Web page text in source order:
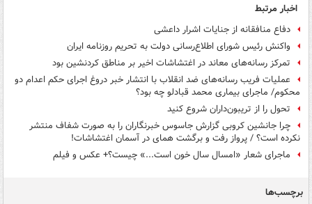
اخبار مرتبط
دفاع منافقانه از جنایات اشرار داعشی
واکنش رئیس شورای اطلاع‌رسانی دولت به تحریم روزنامه ایران
تمرکز رسانه‌های معاند در اغتشاشات اخیر بر مناطق کردنشین بود
عملیات فریب رسانه‌های ضد انقلاب با انتشار خبر دروغ اجرای حکم اعدام دو
محکوم‌/ ماجرای بیماری محمد قبادلو چه بود؟
تحول را از تریبون‌داران شروع کنید
چرا جانشین کروبی گزارش جاسوس خبرنگاران را به صورت شفاف منتشر
نکرده است؟ / پرواز رفت و برگشت همای در آسمان اغتشاشات!
ماجرای شعار «امسال سال خون است...» چیست؟+ عکس و فیلم
برچسب‌ها